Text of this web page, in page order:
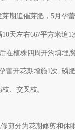
期追催芽肥，5月孕
天左右667平方米追1
在植株四周开沟填埋
蕾开花期增施1次..磷
、交叉枝。
分为花期修剪和休